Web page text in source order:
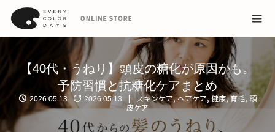
【40代・うねり】頭皮の糖化が原因かも。
予防習慣と抗糖化ケアまとめ
2026.05.13 2026.05.13 スキンケア,ヘアケア,健康,育毛, 頭
皮ケア